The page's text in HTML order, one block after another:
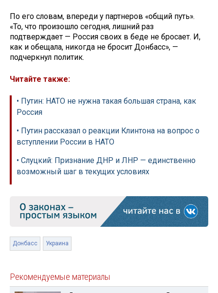
По его словам, впереди у партнеров «общий путь».
«То, что произошло сегодня, лишний раз
подтверждает — Россия своих в беде не бросает. И,
как и обещала, никогда не бросит Донбасс», —
подчеркнул политик.
Читайте также:
• Путин: НАТО не нужна такая большая страна, как
Россия
• Путин рассказал о реакции Клинтона на вопрос о
вступлении России в НАТО
• Слуцкий: Признание ДНР и ЛНР — единственно
возможный шаг в текущих условиях
Донбасс Украина
Рекомендуемые материалы